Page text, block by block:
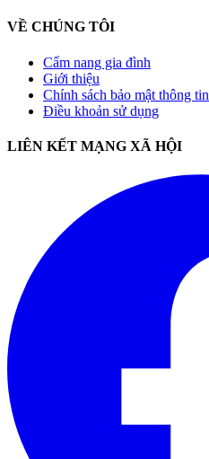
VỀ CHÚNG TÔI
Cẩm nang gia đình
Giới thiệu
Chính sách bảo mật thông tin
Điều khoản sử dụng
LIÊN KẾT MẠNG XÃ HỘI